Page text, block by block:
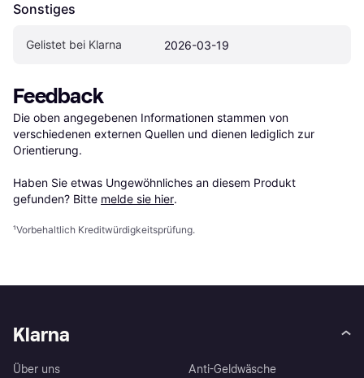
Sonstiges
Gelistet bei Klarna 2026-03-19
Feedback
Die oben angegebenen Informationen stammen von
verschiedenen externen Quellen und dienen lediglich zur
Orientierung.
Haben Sie etwas Ungewöhnliches an diesem Produkt
gefunden? Bitte melde sie hier.
¹Vorbehaltlich Kreditwürdigkeitsprüfung.
Klarna
Über uns
Anti-Geldwäsche